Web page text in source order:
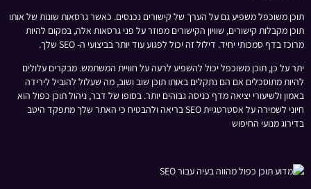
תוכן משוכפל משפיע גם על הערך של קישורים נכנסים. כאשר גרסאות שונות של אותו
תוכן מקבלות קישורים, שוויון הקישורים מפוזר על פני גרסאות אלה, במקום להיות
מרוכז בדף סמכותי יחיד. דילול זה יכול לפגוע עוד יותר בביצועי ה- SEO שלך.
יתר על כן, תוכן משוכפל יכול להשפיע לרעה על חוויית המשתמש. מבקרים עלולים
להיות מתוסכלים אם הם נתקלים באותו תוכן שוב ושוב, מה שעלול להוביל לירידה
באמון ולשיעורי יציאה מדף כניסה גבוהים יותר. בסופו של דבר, ניהול תוכן כפול הוא
חיוני לשמירה על אסטרטגיית SEO בריאה ולהבטיח כי האתר שלך מתפקד היטב
בדירוג מנועי החיפוש